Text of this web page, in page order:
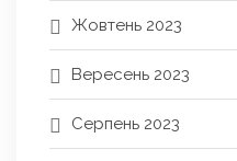
Жовтень 2023
Вересень 2023
Серпень 2023